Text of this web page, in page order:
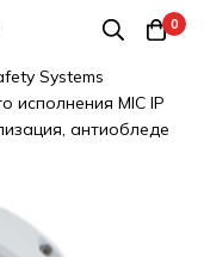
0
Systems
MIC IP
антиобледе